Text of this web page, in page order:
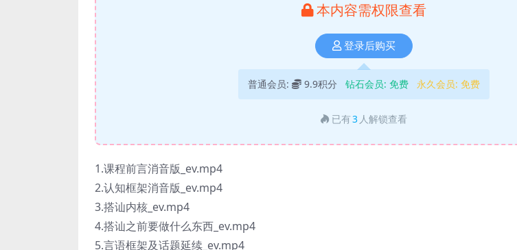
本内容需权限查看
登录后购买
普通会员: 9.9积分 钻石会员: 免费 永久会员: 免费
已有3 人解锁查看
1.课程前言消音版_ev.mp4
2.认知框架消音版_ev.mp4
3.搭讪内核_ev.mp4
4.搭讪之前要做什么东西_ev.mp4
5.言语框架及话题延续_ev.mp4